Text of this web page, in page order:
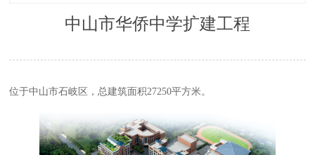
中山市华侨中学扩建工程
位于中山市石岐区，总建筑面积27250平方米。